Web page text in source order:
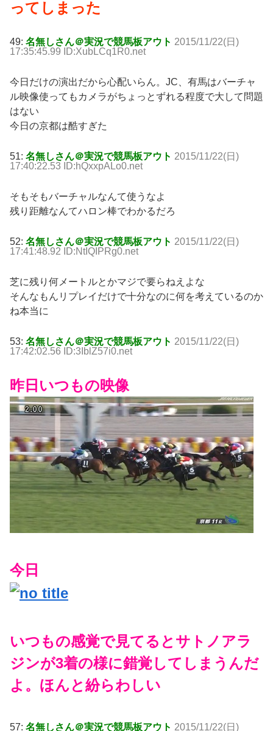
ってしまった
49: 名無しさん＠実況で競馬板アウト 2015/11/22(日)
17:35:45.99 ID:XubLCq1R0.net
今日だけの演出だから心配いらん。JC、有馬はバーチャ
ル映像使ってもカメラがちょっとずれる程度で大して問題
はない
今日の京都は酷すぎた
51: 名無しさん＠実況で競馬板アウト 2015/11/22(日)
17:40:22.53 ID:hQxxpALo0.net
そもそもバーチャルなんて使うなよ
残り距離なんてハロン棒でわかるだろ
52: 名無しさん＠実況で競馬板アウト 2015/11/22(日)
17:41:48.92 ID:NtIQIPRg0.net
芝に残り何メートルとかマジで要らねえよな
そんなもんリプレイだけで十分なのに何を考えているのか
ね本当に
53: 名無しさん＠実況で競馬板アウト 2015/11/22(日)
17:42:02.56 ID:3IblZ57i0.net
昨日いつもの映像
今日
いつもの感覚で見てるとサトノアラ
ジンが3着の様に錯覚してしまうんだ
よ。ほんと紛らわしい
57: 名無しさん＠実況で競馬板アウト 2015/11/22(日)